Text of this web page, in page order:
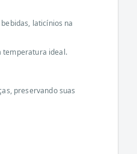
laticínios na
temperatura ideal.
preservando suas